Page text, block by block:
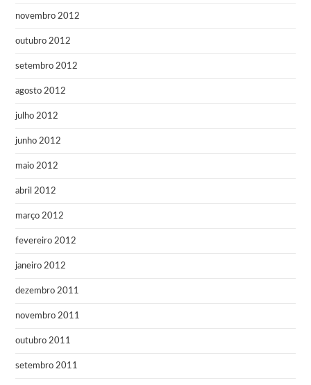
novembro 2012
outubro 2012
setembro 2012
agosto 2012
julho 2012
junho 2012
maio 2012
abril 2012
março 2012
fevereiro 2012
janeiro 2012
dezembro 2011
novembro 2011
outubro 2011
setembro 2011